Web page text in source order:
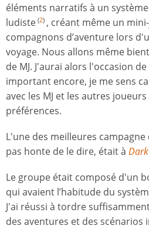
éléments narratifs à un
ludiste (2) , créant même un
compagnons d’aventure lors
voyage. Nous allons même
de MJ. J'aurai alors l'occasion
important encore, je me sens
avec les MJ et les autres
préférences.
L'une des meilleures
pas honte de le dire, était à
Le groupe était composé d'un
qui avaient l’habitude du
J'ai réussi à tordre
des aventures et des scénarios